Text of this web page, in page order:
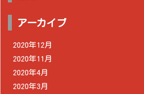
アーカイブ
2020年12月
2020年11月
2020年4月
2020年3月